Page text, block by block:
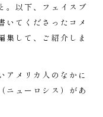
。以下、フェイスブ
いてくださったコメ
集して、ご紹介しま
アメリカ人のなかに
ニューロシス）があ